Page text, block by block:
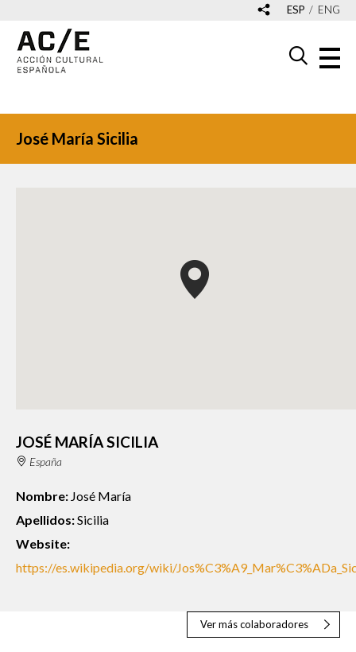
ESP ENG
José María Sicilia
JOSÉ MARÍA SICILIA
España
Nombre: José María
Apellidos:Sicilia
Website:
https://es.wikipedia.org/wiki/
Ver más colaboradores